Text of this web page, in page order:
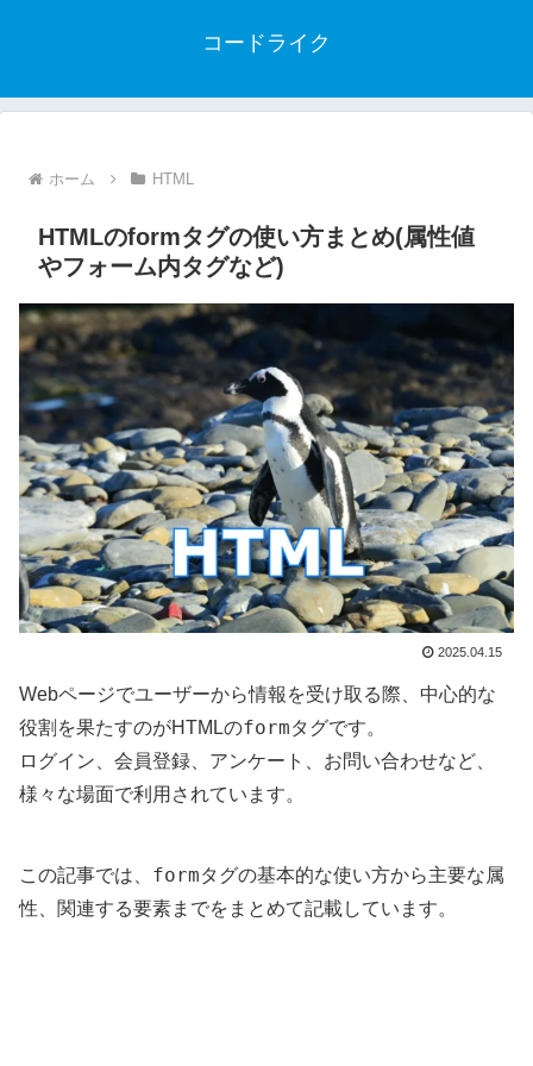
コードライク
ホーム HTML
HTMLのformタグの使い方まとめ(属性値
やフォーム内タグなど)
2025.04.15
Webページでユーザーから情報を受け取る際、中心的な
役割を果たすのがHTMLのformタグです。
ログイン、会員登録、アンケート、お問い合わせなど、
様々な場面で利用されています。
この記事では、 formタグの基本的な使い方から主要な属
性、関連する要素までをまとめて記載しています。